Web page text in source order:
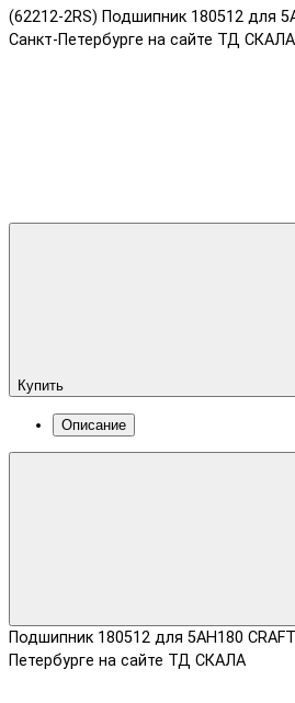
(62212-2RS) Подшипник 180512 для
Санкт-Петербурге на сайте ТД СКАЛА
Купить
Описание
Подшипник 180512 для 5АН180
Петербурге на сайте ТД СКАЛА